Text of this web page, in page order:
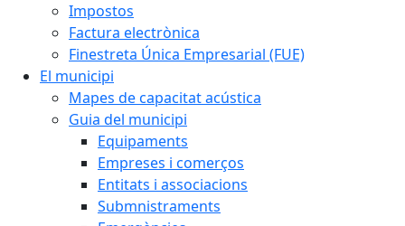
Impostos
Factura electrònica
Finestreta Única Empresarial (FUE)
El municipi
Mapes de capacitat acústica
Guia del municipi
Equipaments
Empreses i comerços
Entitats i associacions
Submnistraments